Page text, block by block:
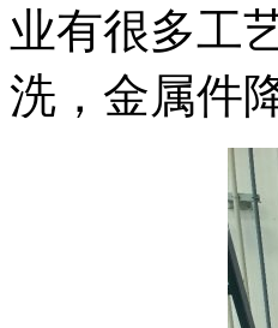
业有很多工
洗，金属件